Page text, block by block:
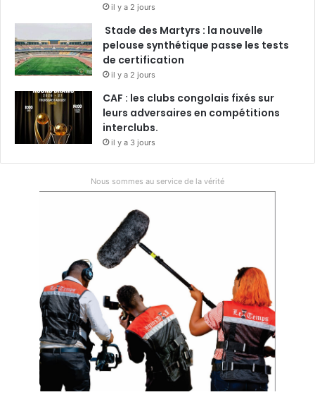
il y a 2 jours
Stade des Martyrs : la nouvelle
pelouse synthétique passe les tests
de certification
il y a 2 jours
CAF : les clubs congolais fixés sur
leurs adversaires en compétitions
interclubs.
il y a 3 jours
Nous sommes au service de la vérité